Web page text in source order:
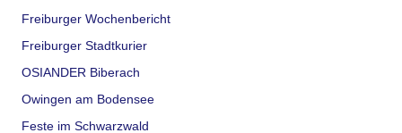
Freiburger Wochenbericht
Freiburger Stadtkurier
OSIANDER Biberach
Owingen am Bodensee
Feste im Schwarzwald